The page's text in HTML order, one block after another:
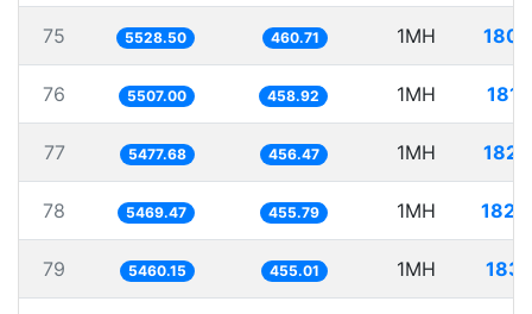
75 5528.50 460.71 1MH
76 5507.00 458.92 1MH
77 5477.68 456.47 1MH
78 5469.47 455.79 1MH
79 5460.15 455.01 1MH